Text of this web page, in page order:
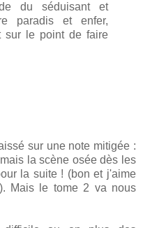
du séduisant et
paradis et enfer,
sur le point de faire
sur une note mitigée :
la scène osée dès les
la suite ! (bon et j'aime
Mais le tome 2 va nous